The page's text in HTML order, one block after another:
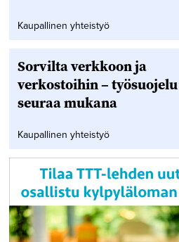
Kaupallinen yhteistyö
Sorvilta verkkoon ja
verkostoihin – työsuojelu
seuraa mukana
Kaupallinen yhteistyö